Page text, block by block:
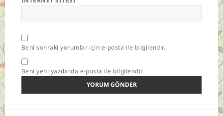
Beni sonraki yorumlar için e-posta ile bilgilendir.
Beni yeni yazılarda e-posta ile bilgilendir.